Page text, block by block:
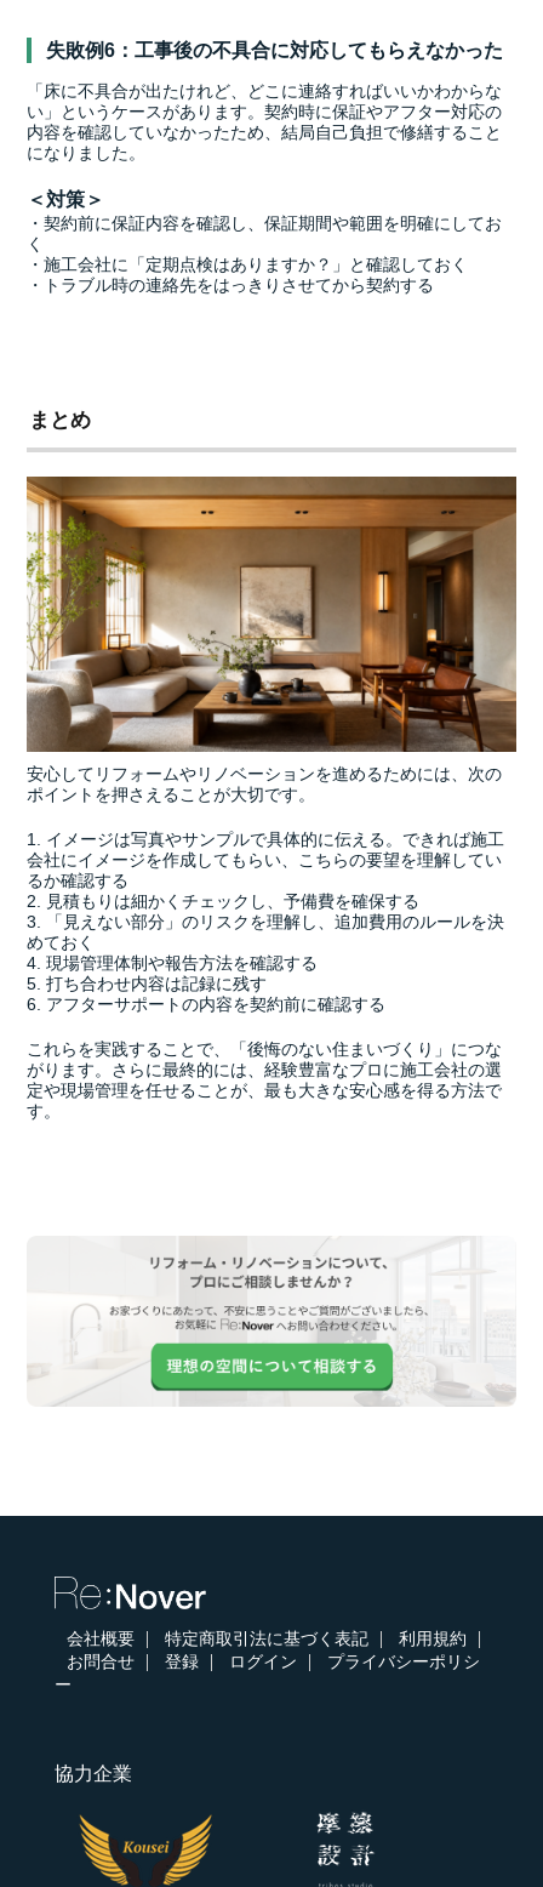
失敗例6：工事後の不具合に対応してもらえなかった
「床に不具合が出たけれど、どこに連絡すればいいかわからな
い」というケースがあります。契約時に保証やアフター対応の
内容を確認していなかったため、結局自己負担で修繕すること
になりました。
＜対策＞
・契約前に保証内容を確認し、保証期間や範囲を明確にしてお
く
・施工会社に「定期点検はありますか？」と確認しておく
・トラブル時の連絡先をはっきりさせてから契約する
まとめ
安心してリフォームやリノベーションを進めるためには、次の
ポイントを押さえることが大切です。
1. イメージは写真やサンプルで具体的に伝える。できれば施工
会社にイメージを作成してもらい、こちらの要望を理解してい
るか確認する
2. 見積もりは細かくチェックし、予備費を確保する
3. 「見えない部分」のリスクを理解し、追加費用のルールを決
めておく
4. 現場管理体制や報告方法を確認する
5. 打ち合わせ内容は記録に残す
6. アフターサポートの内容を契約前に確認する
これらを実践することで、「後悔のない住まいづくり」につな
がります。さらに最終的には、経験豊富なプロに施工会社の選
定や現場管理を任せることが、最も大きな安心感を得る方法で
す。
会社概要 特定商取引法に基づく表記
利用規約
お問合せ
登録 ログイン
プライバシーポリシ
ー
協力企業